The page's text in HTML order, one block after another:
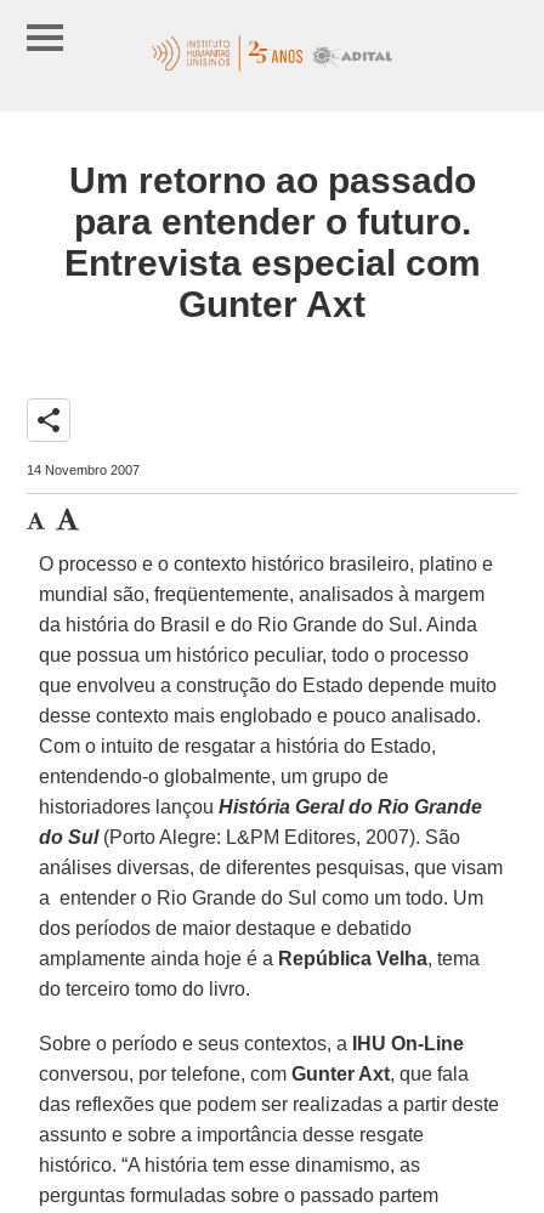
Um retorno ao passado
para entender o futuro.
Entrevista especial com
Gunter Axt
share
14 Novembro 2007
O processo e o contexto histórico brasileiro, platino e
mundial são, freqüentemente, analisados à margem
da história do Brasil e do Rio Grande do Sul. Ainda
que possua um histórico peculiar, todo o processo
que envolveu a construção do Estado depende muito
desse contexto mais englobado e pouco analisado.
Com o intuito de resgatar a história do Estado,
entendendo-o globalmente, um grupo de
historiadores lançouHistória Geral do Rio Grande
do Sul(Porto Alegre: L&PM Editores, 2007). São
análises diversas, de diferentes pesquisas, que visam
a entender o Rio Grande do Sul como um todo. Um
dos períodos de maior destaque e debatido
amplamente ainda hoje é a República Velha, tema
do terceiro tomo do livro.
Sobre o período e seus contextos, a
IHU On-Line
conversou, por telefone, comGunter Axt, que fala
das reflexões que podem ser realizadas a partir deste
assunto e sobre a importância desse resgate
histórico. “A história tem esse dinamismo, as
perguntas formuladas sobre o passado partem